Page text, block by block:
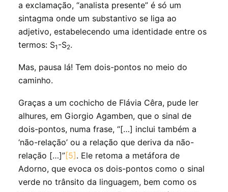
a exclamação, “analista presente” é só um
sintagma onde um substantivo se liga ao
adjetivo, estabelecendo uma identidade entre os
termos: S1 -S2.
Mas, pausa lá! Tem dois-pontos no meio do
caminho.
Graças a um cochicho de Flávia Cêra, pude ler
alhures, em Giorgio Agamben, que o sinal de
dois-pontos, numa frase, “[…] inclui também a
‘não-relação’ ou a relação que deriva da não-
relação […]”[5] . Ele retoma a metáfora de
Adorno, que evoca os dois-pontos como o sinal
verde no trânsito da linguagem, bem como os